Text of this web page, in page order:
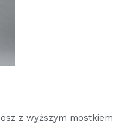
z wyższym mostkiem